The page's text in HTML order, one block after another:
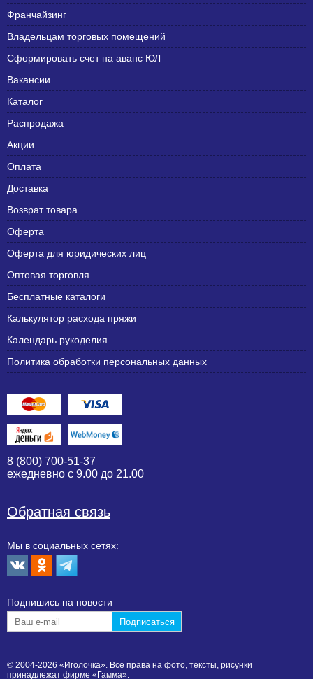
Франчайзинг
Владельцам торговых помещений
Сформировать счет на аванс ЮЛ
Вакансии
Каталог
Распродажа
Акции
Оплата
Доставка
Возврат товара
Оферта
Оферта для юридических лиц
Оптовая торговля
Бесплатные каталоги
Калькулятор расхода пряжи
Календарь рукоделия
Политика обработки персональных данных
8 (800) 700-51-37
ежедневно с 9.00 до 21.00
Обратная связь
Мы в социальных сетях:
Подпишиcь на новости
© 2004-2026 «Иголочка». Все права на фото, тексты, рисунки
принадлежат фирме «Гамма».